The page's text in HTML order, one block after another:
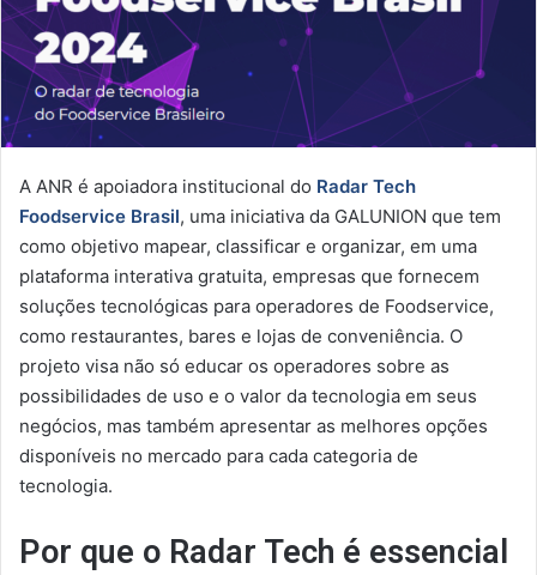
A ANR é apoiadora institucional do Radar Tech
Foodservice Brasil, uma iniciativa da GALUNION que tem
como objetivo mapear, classificar e organizar, em uma
plataforma interativa gratuita, empresas que fornecem
soluções tecnológicas para operadores de Foodservice,
como restaurantes, bares e lojas de conveniência. O
projeto visa não só educar os operadores sobre as
possibilidades de uso e o valor da tecnologia em seus
negócios, mas também apresentar as melhores opções
disponíveis no mercado para cada categoria de
tecnologia.
Por que o Radar Tech é essencial